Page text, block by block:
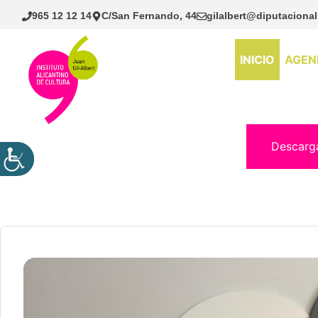
Saltar
965 12 12 14 C/San Fernando, 44
INICIO